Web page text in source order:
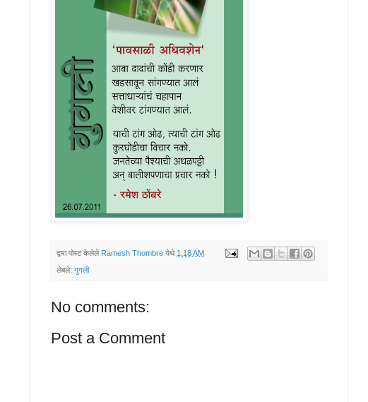
द्वारा पोस्ट केलेले Ramesh Thombre येथे 1:18 AM
लेबले: गुगली
No comments:
Post a Comment